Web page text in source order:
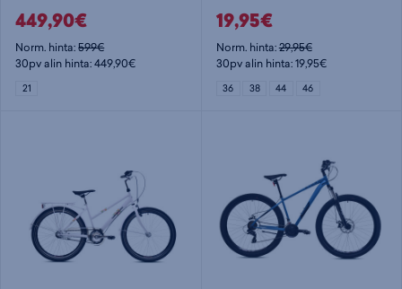
449,90€
Norm. hinta:599€
30pv alin hinta: 449,90€
21
19,95€
Norm. hinta:29,95€
30pv alin hinta: 19,95€
36 38 44 46